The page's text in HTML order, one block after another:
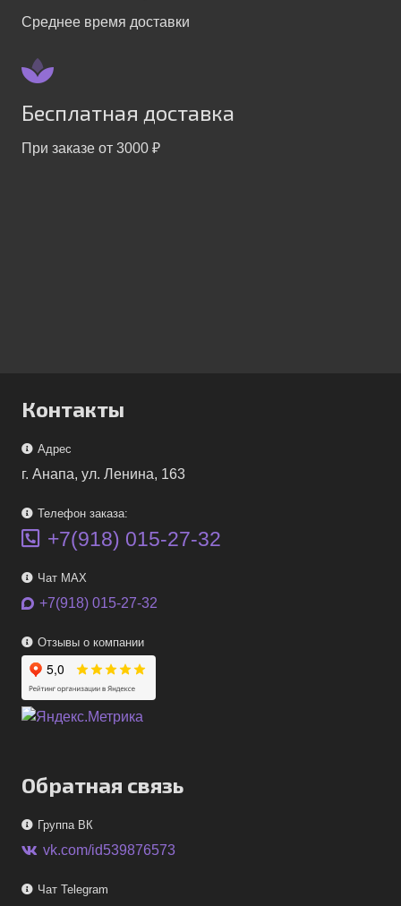
Среднее время доставки
Бесплатная доставка
При заказе от 3000 ₽
Контакты
Адрес
г. Анапа, ул. Ленина, 163
Телефон заказа:
+7(918) 015-27-32
Чат MAX
+7(918) 015-27-32
Отзывы о компании
Обратная связь
Группа ВК
vk.com/id539876573
Чат Telegram